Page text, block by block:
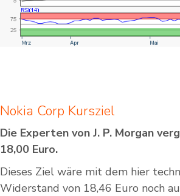
Nokia Corp Kursziel
Die Experten von J. P. Morgan
18,00 Euro.
Dieses Ziel wäre mit dem hier
Widerstand von 18,46 Euro noch